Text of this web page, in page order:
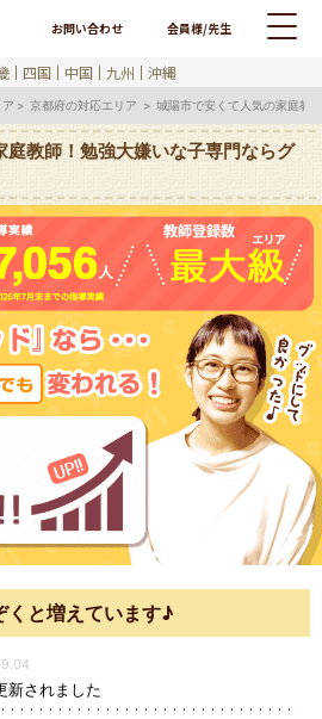
お問い合わせ 会員様/先生
四国 中国 九州 沖縄
京都府の対応エリア 城陽市で安くて人気の家庭教
庭教師！勉強大嫌いな子専門ならグ
くと増えています♪
新されました